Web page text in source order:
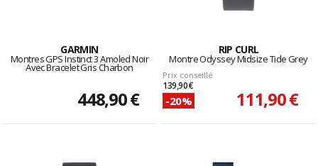
GARMIN
Montres GPS Instinct 3 Amoled Noir
Avec Bracelet Gris Charbon
448,90 €
RIP CURL
Montre Odyssey Midsize Tide Grey
Prix conseillé
139,90 €
-20% 111,90 €